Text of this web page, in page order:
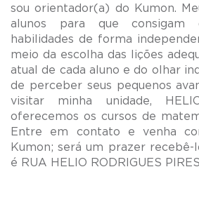
sou orientador(a) do Kumon.
alunos para que consigam
habilidades de forma
meio da escolha das lições
atual de cada aluno e do olhar
de perceber seus pequenos
visitar minha unidade,
oferecemos os cursos de
Entre em contato e venha
Kumon; será um prazer recebê-